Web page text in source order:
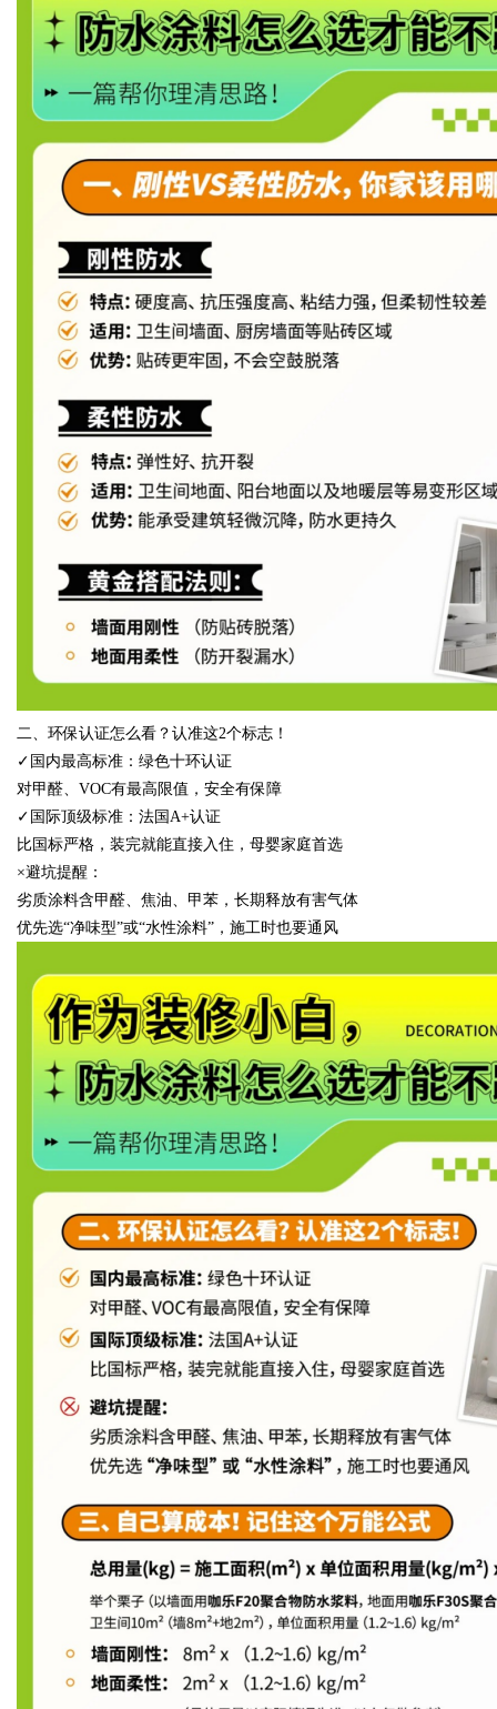
二、环保认证怎么看？认准这2个标志！
✓国内最高标准：绿色十环认证
对甲醛、 VOC有最高限值，安全有保障
✓国际顶级标准：法国 A+认证
比国标严格，装完就能直接入住，母婴家庭首选
×避坑提醒：
劣质涂料含甲醛、焦油、甲苯，长期释放有害气体
优先选“净味型”或“水性涂料”，施工时也要通风